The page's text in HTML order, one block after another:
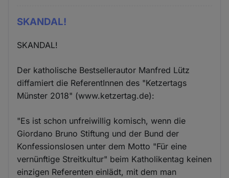
SKANDAL!
SKANDAL!
Der katholische Bestsellerautor Manfred Lütz
diffamiert die ReferentInnen des "Ketzertags
Münster 2018" (www.ketzertag.de):
"Es ist schon unfreiwillig komisch, wenn die
Giordano Bruno Stiftung und der Bund der
Konfessionslosen unter dem Motto "Für eine
vernünftige Streitkultur" beim Katholikentag keinen
einzigen Referenten einlädt, mit dem man